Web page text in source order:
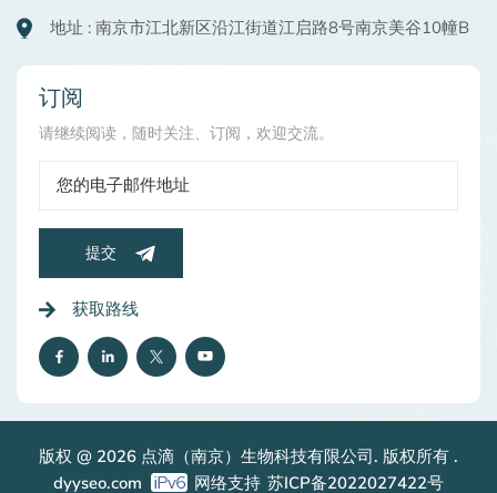
地址 : 南京市江北新区沿江街道江启路8号南京美谷10幢B
订阅
请继续阅读，随时关注、订阅，欢迎交流。
提交
获取路线
版权 @ 2026 点滴（南京）生物科技有限公司. 版权所有 .
dyyseo.com
网络支持 苏ICP备2022027422号